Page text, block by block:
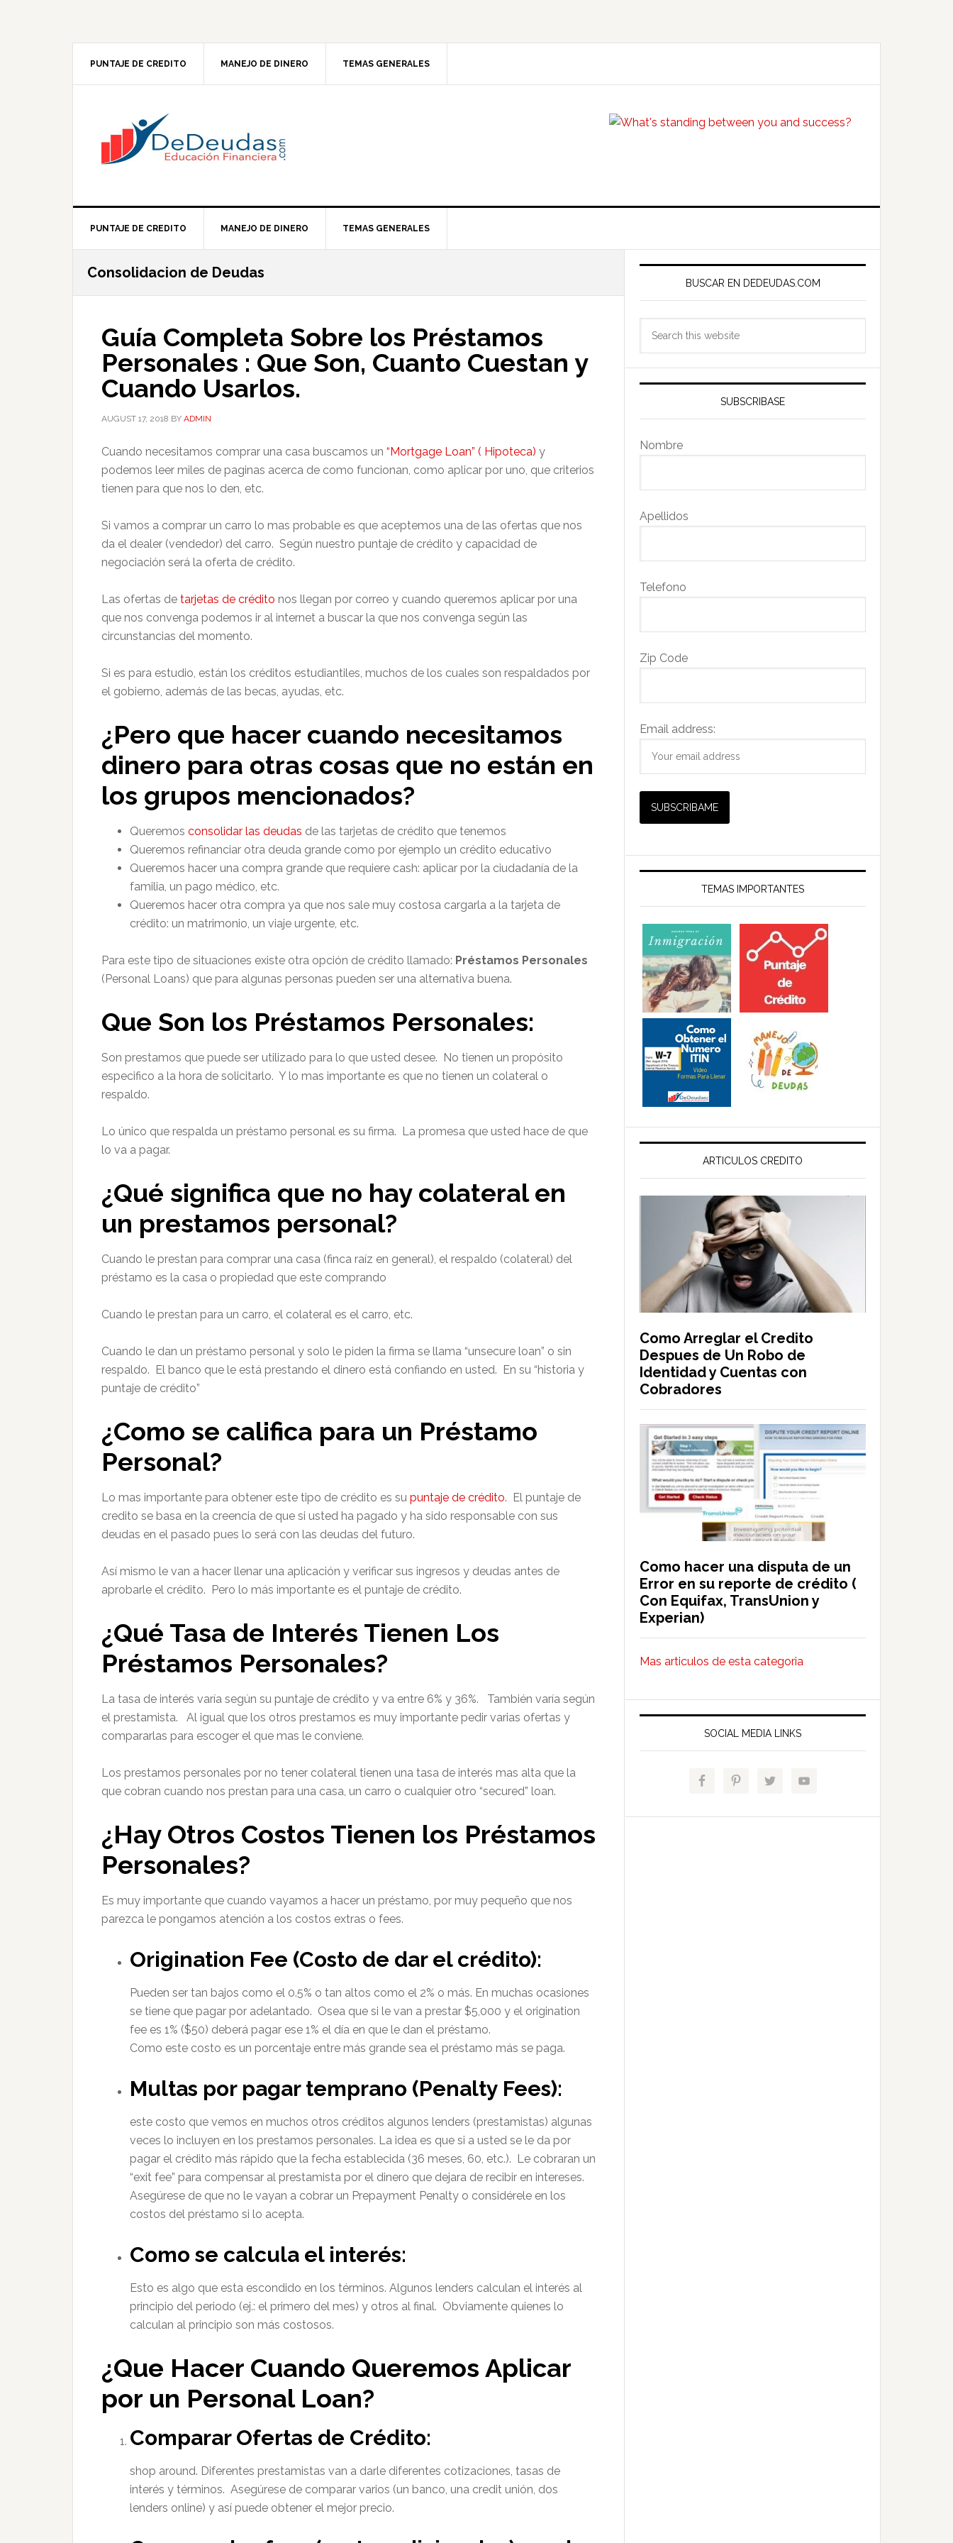
PUNTAJE DE CREDITO MANEJO DE DINERO TEMAS GENERALES
PUNTAJE DE CREDITO MANEJO DE DINERO TEMAS GENERALES
Consolidacion de Deudas
Guía Completa Sobre los Préstamos
Personales : Que Son, Cuanto Cuestan y
Cuando Usarlos.
AUGUST 17, 2018 BY ADMIN
Cuando necesitamos comprar una casa buscamos un “Mortgage Loan” ( Hipoteca) y
podemos leer miles de paginas acerca de como funcionan, como aplicar por uno, que criterios
tienen para que nos lo den, etc.
Si vamos a comprar un carro lo mas probable es que aceptemos una de las ofertas que nos
da el dealer (vendedor) del carro. Según nuestro puntaje de crédito y capacidad de
negociación será la oferta de crédito.
Las ofertas de tarjetas de crédito nos llegan por correo y cuando queremos aplicar por una
que nos convenga podemos ir al internet a buscar la que nos convenga según las
circunstancias del momento.
Si es para estudio, están los créditos estudiantiles, muchos de los cuales son respaldados por
el gobierno, además de las becas, ayudas, etc.
¿Pero que hacer cuando necesitamos
dinero para otras cosas que no están en
los grupos mencionados?
Queremos consolidar las deudas de las tarjetas de crédito que tenemos
Queremos refinanciar otra deuda grande como por ejemplo un crédito educativo
Queremos hacer una compra grande que requiere cash: aplicar por la ciudadanía de la
familia, un pago médico, etc.
Queremos hacer otra compra ya que nos sale muy costosa cargarla a la tarjeta de
crédito: un matrimonio, un viaje urgente, etc.
Para este tipo de situaciones existe otra opción de crédito llamado: Préstamos Personales
(Personal Loans) que para algunas personas pueden ser una alternativa buena.
Que Son los Préstamos Personales:
Son prestamos que puede ser utilizado para lo que usted desee. No tienen un propósito
especifico a la hora de solicitarlo. Y lo mas importante es que no tienen un colateral o
respaldo.
Lo único que respalda un préstamo personal es su firma. La promesa que usted hace de que
lo va a pagar.
¿Qué significa que no hay colateral en
un prestamos personal?
Cuando le prestan para comprar una casa (finca raíz en general), el respaldo (colateral) del
préstamo es la casa o propiedad que este comprando
Cuando le prestan para un carro, el colateral es el carro, etc.
Cuando le dan un préstamo personal y solo le piden la firma se llama “unsecure loan” o sin
respaldo. El banco que le está prestando el dinero está confiando en usted. En su “historia y
puntaje de crédito”
¿Como se califica para un Préstamo
Personal?
Lo mas importante para obtener este tipo de crédito es su puntaje de crédito. El puntaje de
credito se basa en la creencia de que si usted ha pagado y ha sido responsable con sus
deudas en el pasado pues lo será con las deudas del futuro.
Así mismo le van a hacer llenar una aplicación y verificar sus ingresos y deudas antes de
aprobarle el crédito. Pero lo más importante es el puntaje de crédito.
¿Qué Tasa de Interés Tienen Los
Préstamos Personales?
La tasa de interés varía según su puntaje de crédito y va entre 6% y 36%. También varía según
el prestamista. Al igual que los otros prestamos es muy importante pedir varias ofertas y
compararlas para escoger el que mas le conviene.
Los prestamos personales por no tener colateral tienen una tasa de interés mas alta que la
que cobran cuando nos prestan para una casa, un carro o cualquier otro “secured” loan.
¿Hay Otros Costos Tienen los Préstamos
Personales?
Es muy importante que cuando vayamos a hacer un préstamo, por muy pequeño que nos
parezca le pongamos atención a los costos extras o fees.
Origination Fee (Costo de dar el crédito):
Pueden ser tan bajos como el 0.5% o tan altos como el 2% o más. En muchas ocasiones
se tiene que pagar por adelantado. Osea que si le van a prestar $5,000 y el origination
fee es 1% ($50) deberá pagar ese 1% el día en que le dan el préstamo.
Como este costo es un porcentaje entre más grande sea el préstamo más se paga.
Multas por pagar temprano (Penalty Fees):
este costo que vemos en muchos otros créditos algunos lenders (prestamistas) algunas
veces lo incluyen en los prestamos personales. La idea es que si a usted se le da por
pagar el crédito más rápido que la fecha establecida (36 meses, 60, etc.). Le cobraran un
“exit fee” para compensar al prestamista por el dinero que dejara de recibir en intereses.
Asegúrese de que no le vayan a cobrar un Prepayment Penalty o considérele en los
costos del préstamo si lo acepta.
Como se calcula el interés:
Esto es algo que esta escondido en los términos. Algunos lenders calculan el interés al
principio del periodo (ej.: el primero del mes) y otros al final. Obviamente quienes lo
calculan al principio son más costosos.
¿Que Hacer Cuando Queremos Aplicar
por un Personal Loan?
Comparar Ofertas de Crédito:
shop around. Diferentes prestamistas van a darle diferentes cotizaciones, tasas de
interés y términos. Asegúrese de comparar varios (un banco, una credit unión, dos
lenders online) y así puede obtener el mejor precio.
Primary
SidebarBUSCAR EN DEDEUDAS.COM
SUBSCRIBASE
Nombre
Apellidos
Telefono
Zip Code
Email address:
TEMAS IMPORTANTES
ARTICULOS CREDITO
Como Arreglar el Credito
Despues de Un Robo de
Identidad y Cuentas con
Cobradores
Como hacer una disputa de un
Error en su reporte de crédito (
Con Equifax, TransUnion y
Experian)
Mas articulos de esta categoria
SOCIAL MEDIA LINKS